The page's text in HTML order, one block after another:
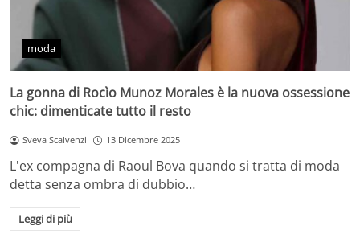
moda
La gonna di Rocìo Munoz Morales è la nuova ossessione
chic: dimenticate tutto il resto
Sveva Scalvenzi 13 Dicembre 2025
L'ex compagna di Raoul Bova quando si tratta di moda
detta senza ombra di dubbio…
Leggi di più